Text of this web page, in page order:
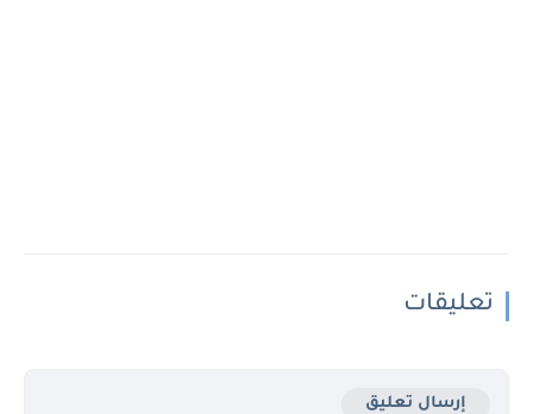
تعليقات
إرسال تعليق